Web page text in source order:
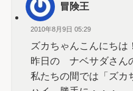
冒険王
2010年8月9日 05:29
ズカちゃんこんにちは！
昨日の ナベサダさん
私たちの間では「ズカ